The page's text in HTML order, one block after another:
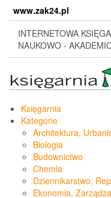
content
www.zak24.pl
INTERNETOWA
NAUKOWO -
Księgarnia
Kategorie
Architektura,
Biologia
Budownictwo
Chemia
Dziennikarstwo,
Ekonomia,